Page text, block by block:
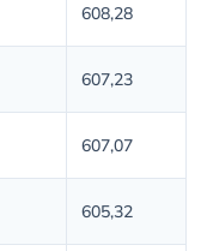
608,28
607,23
607,07
605,32